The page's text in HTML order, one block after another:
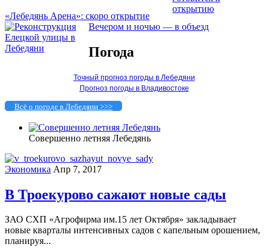
«Лебедянь Арена»: скоро открытие
Вечером и ночью — в объезд
Погода
Точный прогноз погоды в Лебедяни
Прогноз погоды в Владивостоке
Всё о погоде в Лебедяни >>>
Совершенно летняя Лебедянь
Экономика Апр 7, 2017
В Троекурово сажают новые сады
ЗАО СХП «Агрофирма им.15 лет Октября» закладывает
новые кварталы интенсивных садов с капельным орошением,
планируя...